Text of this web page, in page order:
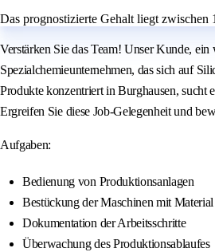
Das prognostizierte Gehalt liegt zwischen
Verstärken Sie das Team! Unser Kunde,
Spezialchemieunternehmen, das sich auf
Produkte konzentriert in Burghausen, sucht
Ergreifen Sie diese Job-Gelegenheit und
Aufgaben:
Bedienung von Produktionsanlagen
Bestückung der Maschinen mit Material
Dokumentation der Arbeitsschritte
Überwachung des Produktionsablaufes